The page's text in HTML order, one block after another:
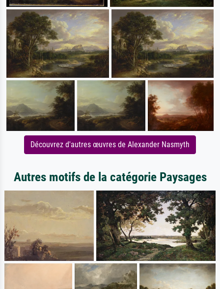
Découvrez d'autres œuvres de Alexander Nasmyth
Autres motifs de la catégorie Paysages